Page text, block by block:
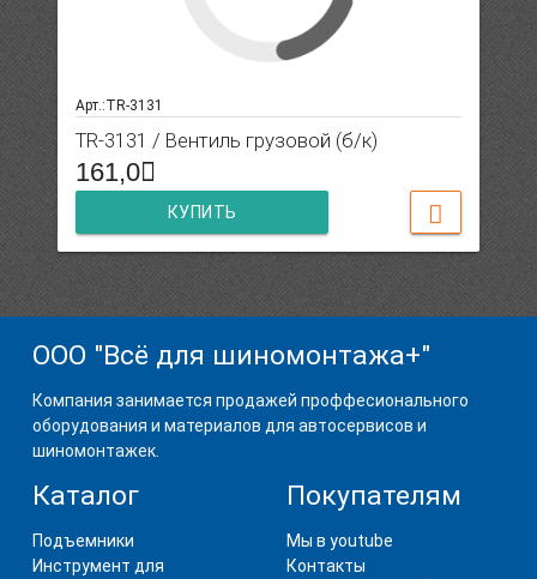
Арт.:TR-3131
TR-3131 / Вентиль грузовой (б/к)
161,0
КУПИТЬ
ООО "Всё для шиномонтажа+"
Компания занимается продажей проффесионального
оборудования и материалов для автосервисов и
шиномонтажек.
Каталог
Подъемники
Инструмент для
Покупателям
Мы в youtube
Контакты